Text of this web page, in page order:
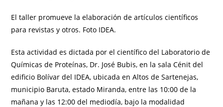
El taller promueve la elaboración de artículos científicos
para revistas y otros. Foto IDEA.
Esta actividad es dictada por el científico del Laboratorio de
Químicas de Proteínas, Dr. José Bubis, en la sala Cénit del
edificio Bolívar del IDEA, ubicada en Altos de Sartenejas,
municipio Baruta, estado Miranda, entre las 10:00 de la
mañana y las 12:00 del mediodía, bajo la modalidad